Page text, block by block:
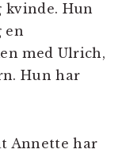
Hun
en
med Ulrich,
Hun har
Annette har